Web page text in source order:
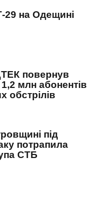
29 на Одещині
повернув
млн абонентів
обстрілів
під
потрапила
СТБ